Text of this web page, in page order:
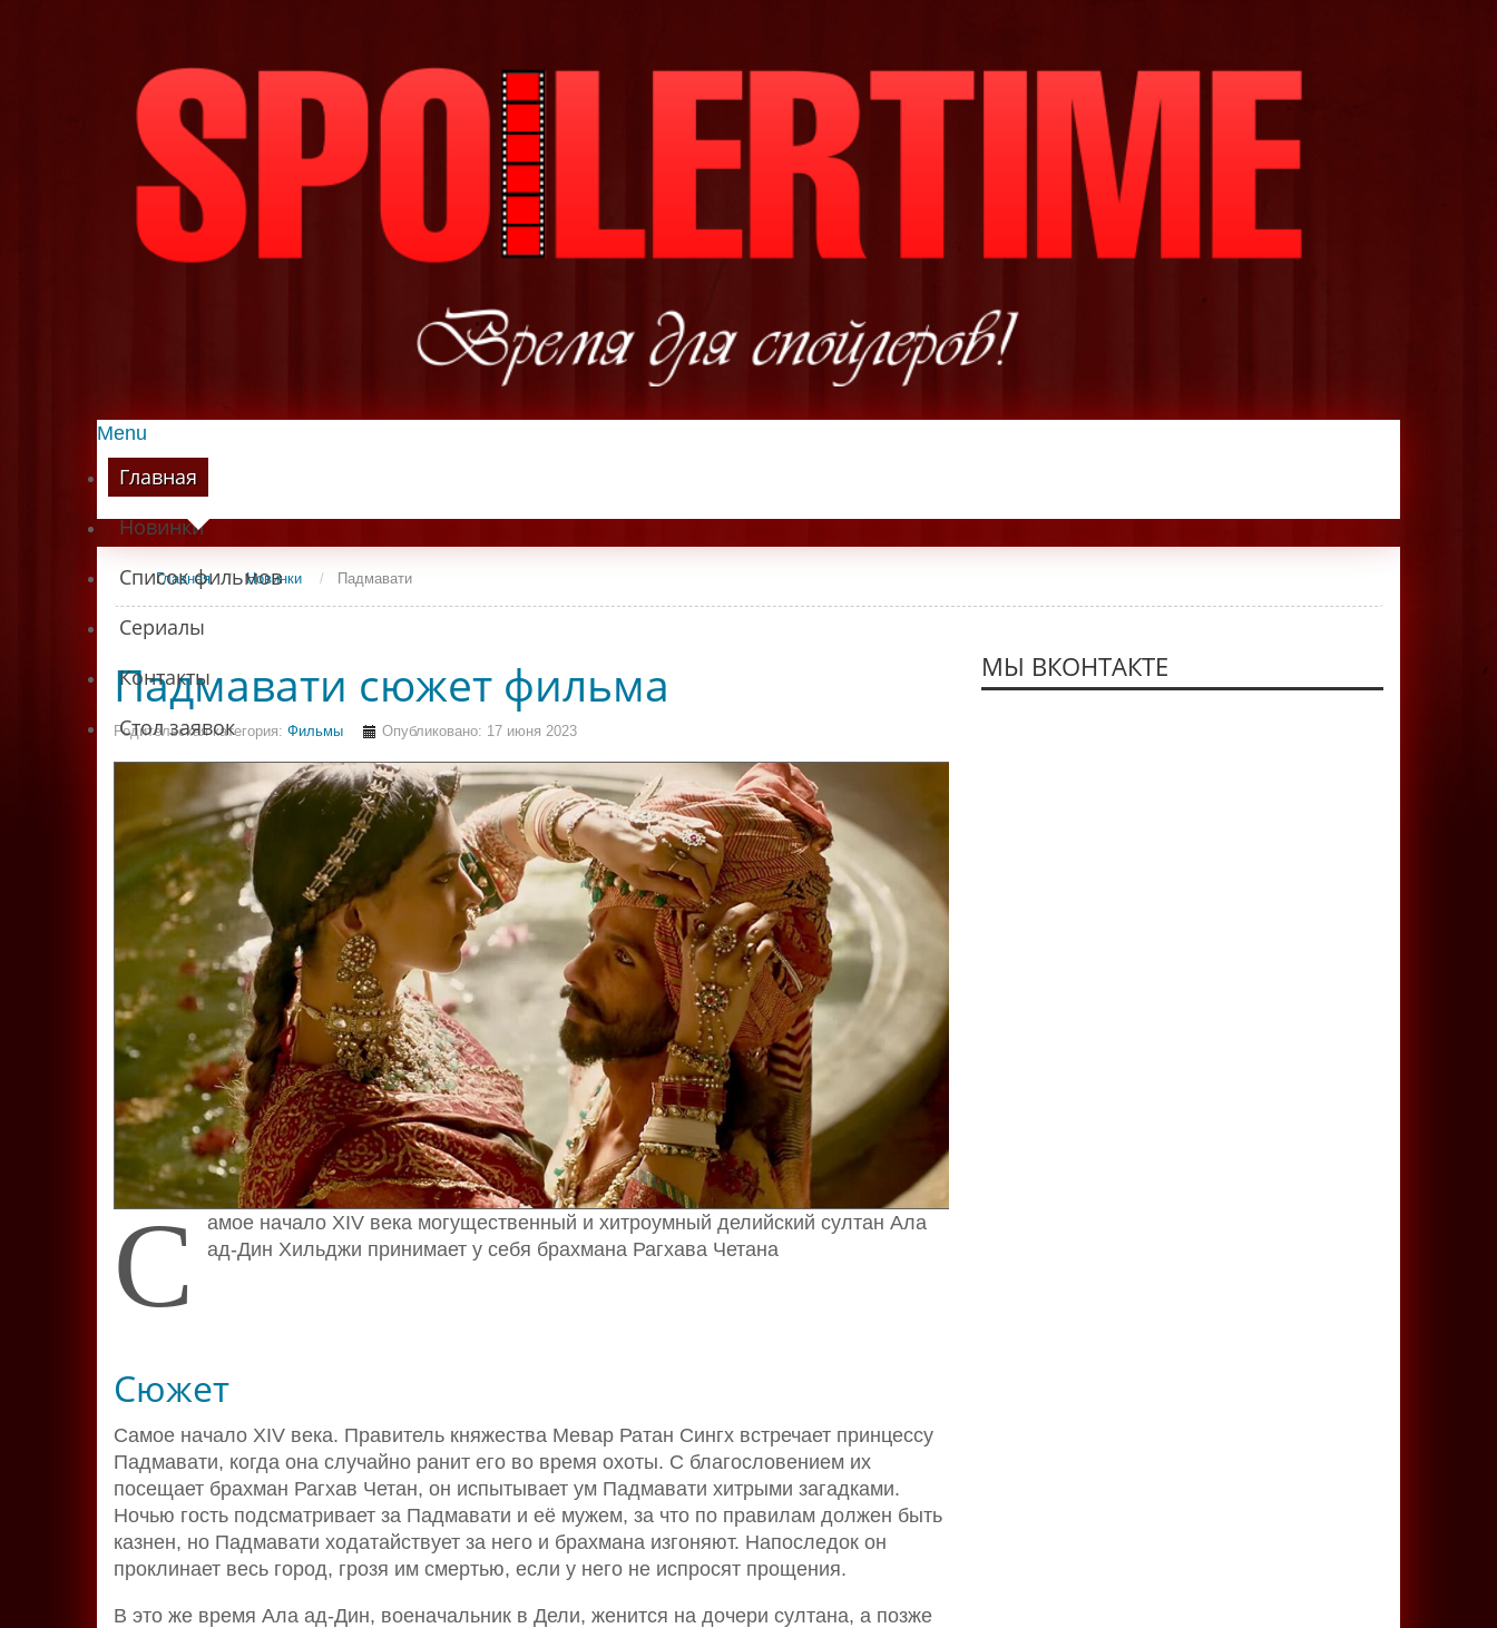
Menu
Главная
Новинки
Список фильмов
Сериалы
Контакты
Стол заявок
Главная / Новинки / Падмавати
Падмавати сюжет фильма
Родительская категория: Фильмы Опубликовано: 17 июня 2023
С амое начало XIV века могущественный и хитроумный делийский султан Ала
ад-Дин Хильджи принимает у себя брахмана Рагхава Четана
Сюжет
Самое начало XIV века. Правитель княжества Мевар Ратан Сингх встречает принцессу
Падмавати, когда она случайно ранит его во время охоты. С благословением их
посещает брахман Рагхав Четан, он испытывает ум Падмавати хитрыми загадками.
Ночью гость подсматривает за Падмавати и её мужем, за что по правилам должен быть
казнен, но Падмавати ходатайствует за него и брахмана изгоняют. Напоследок он
проклинает весь город, грозя им смертью, если у него не испросят прощения.
В это же время Ала ад-Дин, военачальник в Дели, женится на дочери султана, а позже
МЫ ВКОНТАКТЕ